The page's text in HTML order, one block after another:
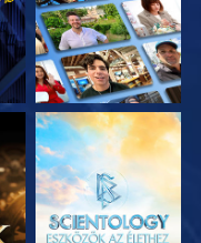
A SOROZAT
RÉSZEI